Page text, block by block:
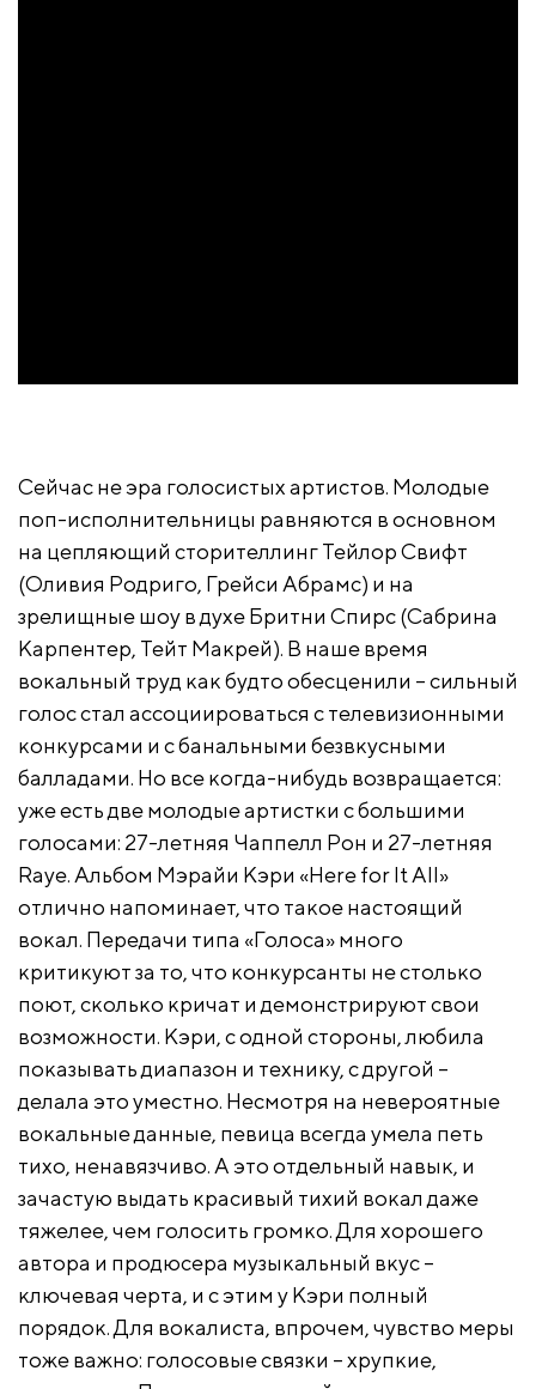
Сейчас не эра голосистых артистов. Молодые
поп-исполнительницы равняются в основном
на цепляющий сторителлинг Тейлор Свифт
(Оливия Родриго, Грейси Абрамс) и на
зрелищные шоу в духе Бритни Спирс (Сабрина
Карпентер, Тейт Макрей). В наше время
вокальный труд как будто обесценили – сильный
голос стал ассоциироваться с телевизионными
конкурсами и с банальными безвкусными
балладами. Но все когда-нибудь возвращается:
уже есть две молодые артистки с большими
голосами: 27-летняя Чаппелл Рон и 27-летняя
Raye. Альбом Мэрайи Кэри «Here for It All»
отлично напоминает, что такое настоящий
вокал. Передачи типа «Голоса» много
критикуют за то, что конкурсанты не столько
поют, сколько кричат и демонстрируют свои
возможности. Кэри, с одной стороны, любила
показывать диапазон и технику, с другой –
делала это уместно. Несмотря на невероятные
вокальные данные, певица всегда умела петь
тихо, ненавязчиво. А это отдельный навык, и
зачастую выдать красивый тихий вокал даже
тяжелее, чем голосить громко. Для хорошего
автора и продюсера музыкальный вкус –
ключевая черта, и с этим у Кэри полный
порядок. Для вокалиста, впрочем, чувство меры
тоже важно: голосовые связки – хрупкие,